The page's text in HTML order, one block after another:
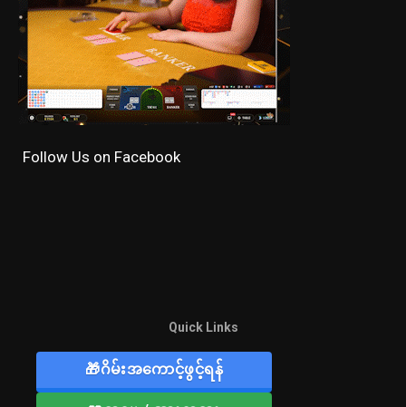
Follow Us on Facebook
Quick Links
🎁ဂိမ်းအကောင့်ဖွင့်ရန်